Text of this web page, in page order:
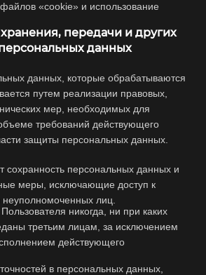
«cookie» и использование
передачи и других
данных
данных, которые обрабатываются
путем реализации правовых,
мер, необходимых для
требований действующего
защиты персональных данных.
сохранность персональных данных и
меры, исключающие доступ к
лиц.
никогда, ни при каких
третьим лицам, за исключением
действующего
в персональных данных,